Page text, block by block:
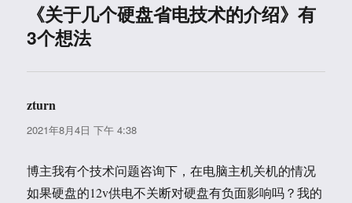
《关于几个硬盘省电技术的介绍》有
3个想法
zturn
道：
2021年8月4日 下午 4:38
博主我有个技术问题咨询下，在电脑主机关机的情况
如果硬盘的12v供电不关断对硬盘有负面影响吗？我的